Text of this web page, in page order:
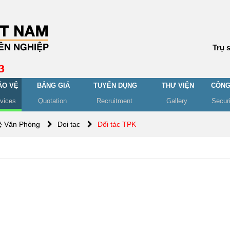
Trụ
VỆ
BẢNG GIÁ
Quotation
TUYỂN DỤNG
Recruitment
THƯ VIỆN
Gallery
Văn Phòng Doi tac Đối tác TPK